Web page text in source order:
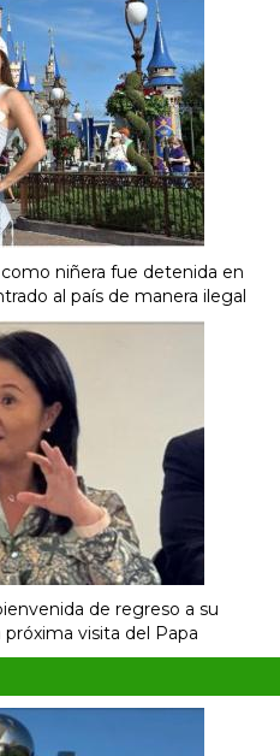
niñera fue detenida en
al país de manera ilegal
de regreso a su
próxima visita del Papa